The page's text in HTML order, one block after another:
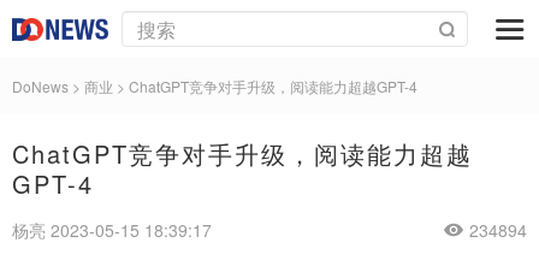
DoNews > 商业 > ChatGPT竞争对手升级，阅读能力超越GPT-4
ChatGPT竞争对手升级，阅读能力超越
GPT-4
杨亮 2023-05-15 18:39:17 234894